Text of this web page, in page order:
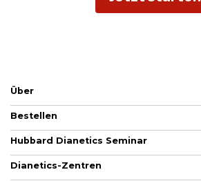
Über
Bestellen
Hubbard Dianetics Seminar
Dianetics-Zentren